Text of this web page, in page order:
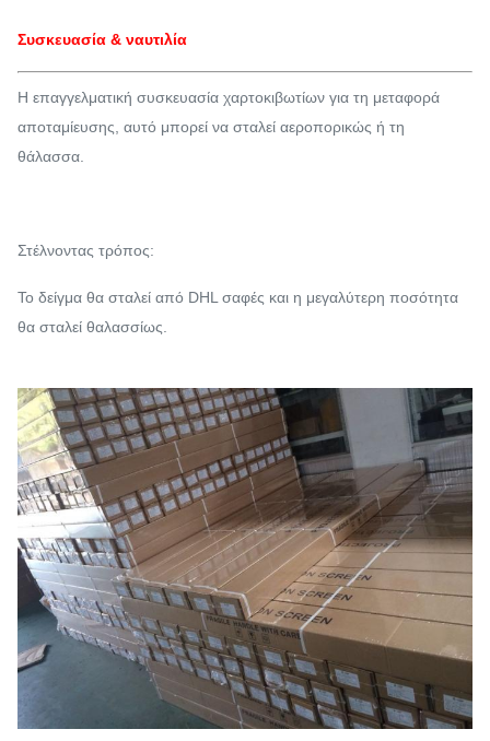
Συσκευασία & ναυτιλία
Η επαγγελματική συσκευασία χαρτοκιβωτίων για τη μεταφορά
αποταμίευσης, αυτό μπορεί να σταλεί αεροπορικώς ή τη
θάλασσα.
Στέλνοντας τρόπος:
Το δείγμα θα σταλεί από DHL σαφές και η μεγαλύτερη ποσότητα
θα σταλεί θαλασσίως.